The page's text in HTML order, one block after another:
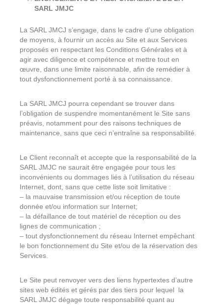
SARL JMJC
La SARL JMCJ s’engage, dans le cadre d’une obligation
de moyens, à fournir un accès au Site et aux Services
proposés en respectant les Conditions Générales et à
agir avec diligence et compétence et mettre tout en
œuvre, dans une limite raisonnable, afin de remédier à
tout dysfonctionnement porté à sa connaissance.
La SARL JMCJ pourra cependant se trouver dans
l’obligation de suspendre momentanément le Site sans
préavis, notamment pour des raisons techniques de
maintenance, sans que ceci n’entraîne sa responsabilité.
Le Client reconnaît et accepte que la responsabilité de la
SARL JMJC ne saurait être engagée pour tous les
inconvénients ou dommages liés à l’utilisation du réseau
Internet, dont, sans que cette liste soit limitative :
– la mauvaise transmission et/ou réception de toute
donnée et/ou information sur Internet;
– la défaillance de tout matériel de réception ou des
lignes de communication ;
– tout dysfonctionnement du réseau Internet empêchant
le bon fonctionnement du Site et/ou de la réservation des
Services.
Le Site peut renvoyer vers des liens hypertextes d’autre
sites web édités et gérés par des tiers pour lequel la
SARL JMJC dégage toute responsabilité quant au